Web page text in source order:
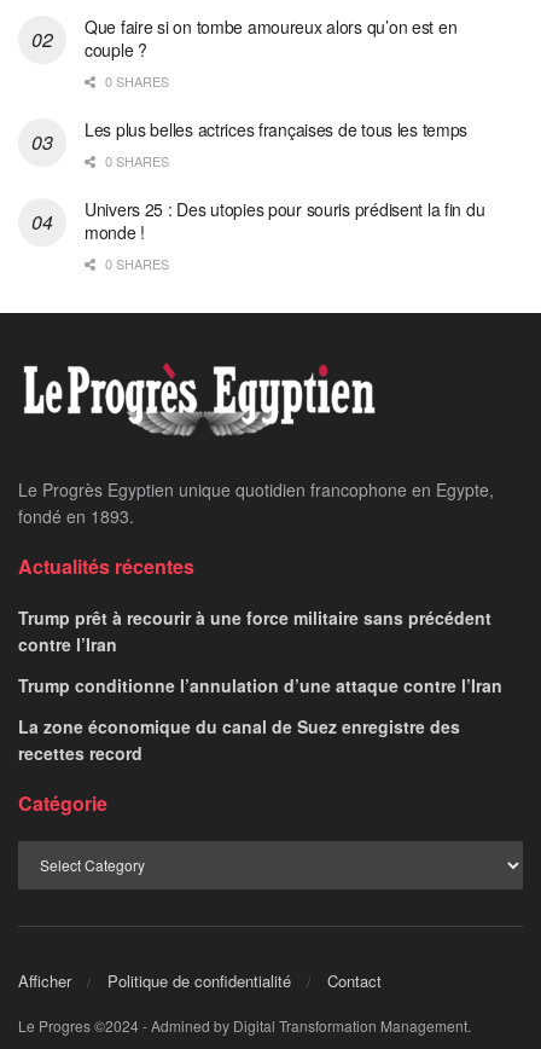
Que faire si on tombe amoureux alors qu’on est en
couple ?
0 SHARES
Les plus belles actrices françaises de tous les temps
0 SHARES
Univers 25 : Des utopies pour souris prédisent la fin du
monde !
0 SHARES
Le Progrès Egyptien unique quotidien francophone en Egypte,
fondé en 1893.
Actualités récentes
Trump prêt à recourir à une force militaire sans précédent
contre l’Iran
Trump conditionne l’annulation d’une attaque contre l’Iran
La zone économique du canal de Suez enregistre des
recettes record
Catégorie
Afficher Politique de confidentialité Contact
Le Progres ©2024 - Admined by Digital Transformation Management.